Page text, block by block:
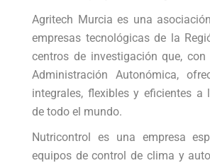
Agritech Murcia es una
empresas tecnológicas de la
centros de investigación que,
Administración Autonómica,
integrales, flexibles y eficientes a
de todo el mundo.
Nutricontrol es una empresa
equipos de control de clima y